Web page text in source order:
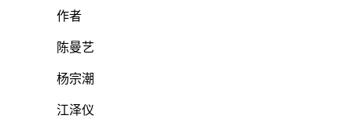
作者
陈曼艺
杨宗潮
江泽仪